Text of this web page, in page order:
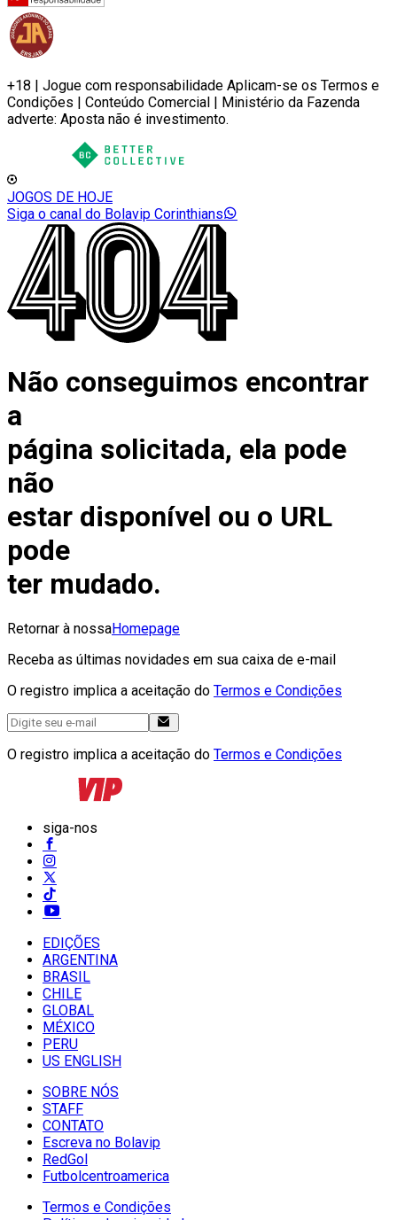
+18 | Jogue com responsabilidade Aplicam-se os Termos e
Condições | Conteúdo Comercial | Ministério da Fazenda
adverte: Aposta não é investimento.
JOGOS DE HOJE
Siga o canal do Bolavip Corinthians
Não conseguimos encontrar
a
página solicitada, ela pode
não
estar disponível ou o URL
pode
ter mudado.
Retornar à nossaHomepage
Receba as últimas novidades em sua caixa de e-mail
O registro implica a aceitação do Termos e Condições
O registro implica a aceitação do Termos e Condições
siga-nos
EDIÇÕES
ARGENTINA
BRASIL
CHILE
GLOBAL
MÉXICO
PERU
US ENGLISH
SOBRE NÓS
STAFF
CONTATO
Escreva no Bolavip
RedGol
Futbolcentroamerica
Termos e Condições